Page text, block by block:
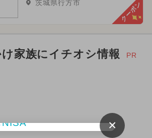
茨城県行方市 クーポン
家族にイチオシ情報 PR
×